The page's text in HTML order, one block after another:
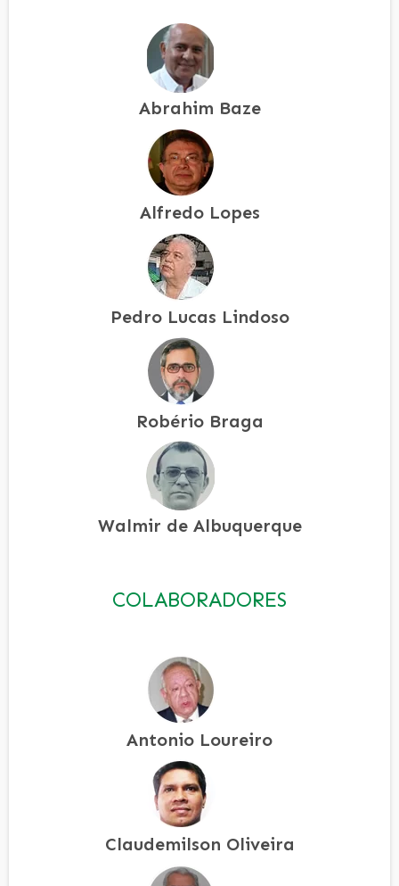
Abrahim Baze
Alfredo Lopes
Pedro Lucas Lindoso
Robério Braga
Walmir de Albuquerque
COLABORADORES
Antonio Loureiro
Claudemilson Oliveira